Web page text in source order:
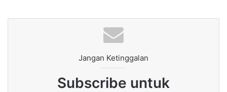
Jangan Ketinggalan
Subscribe untuk